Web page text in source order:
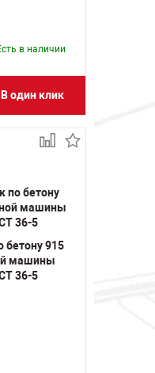
в наличии
В один клик
бетону 915
машины
36-5